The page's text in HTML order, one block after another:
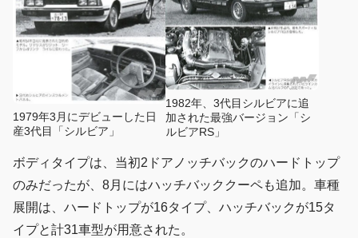
1979年3月にデビューした日
産3代目「シルビア」
1982年、3代目シルビアに追
加された最強バージョン「シ
ルビアRS」
ボディタイプは、当初2ドアノッチバックのハードトップ
のみだったが、8月にはハッチバッククーペも追加。車種
展開は、ハードトップが16タイプ、ハッチバックが15タ
イプと計31車型が用意された。